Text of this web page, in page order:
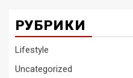
РУБРИКИ
Lifestyle
Uncategorized